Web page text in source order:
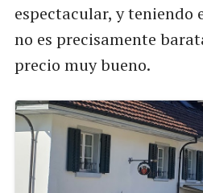
espectacular, y teniendo
no es precisamente
precio muy bueno.